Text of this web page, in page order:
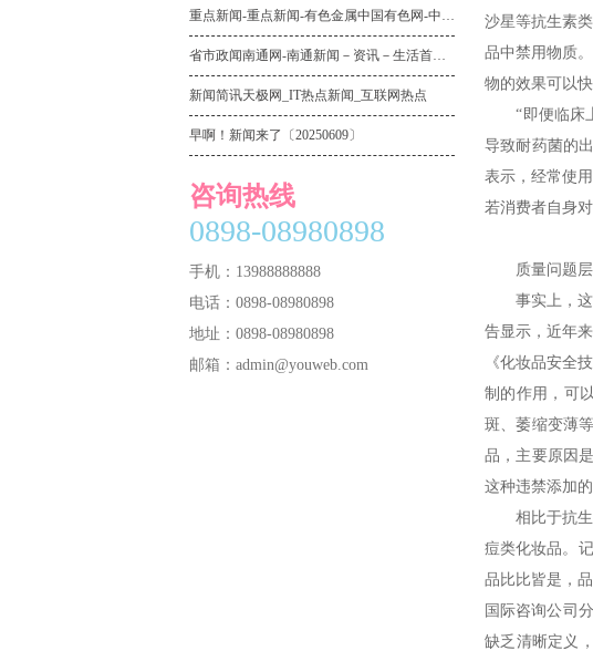
重点新闻-重点新闻-有色金属中国有色网-中国金属报主办
省市政闻南通网-南通新闻－资讯－生活首选门户
新闻简讯天极网_IT热点新闻_互联网热点
早啊！新闻来了〔20250609〕
咨询热线
0898-08980898
手机：13988888888
电话：0898-08980898
地址：0898-08980898
邮箱：admin@youweb.com
沙星等抗生素
品中禁用物质
物的效果可以
“即便临床上
导致耐药菌的
表示，经常使
若消费者自身
质量问题层
事实上，这
告显示，近年
《化妆品安全
制的作用，可
斑、萎缩变薄
品，主要原因
这种违禁添加
相比于抗生
痘类化妆品。
品比比皆是，
国际咨询公司
缺乏清晰定义